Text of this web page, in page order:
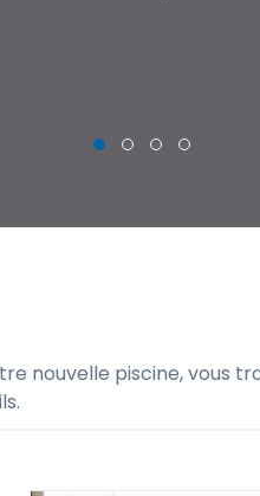
nouvelle piscine, vous